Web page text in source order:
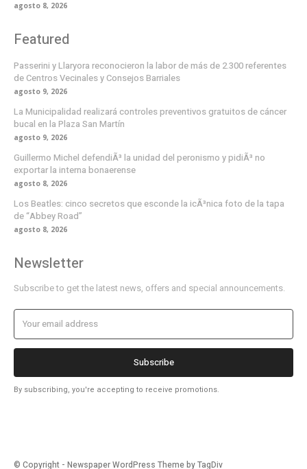
agosto 8, 2026
Featured
Passerini y Llaryora reconocieron la labor de más de 2.300 referentes
de Centros Vecinales y Consejos Barriales
agosto 9, 2026
La Municipalidad realizará controles preventivos gratuitos de cáncer
bucal en la Plaza San Martín
agosto 9, 2026
Guillermo Michel defendiÃ³ la unidad del peronismo y pidiÃ³ no
exportar la interna bonaerense
agosto 8, 2026
Los Beatles: cinco secretos que esconde la icÃ³nica foto de la tapa
de “Abbey Road”
agosto 8, 2026
Newsletter
Subscribe to get the latest news, offers and special announcements.
Subscribe
By subscribing, you're accepting to receive promotions.
© Copyright - Newspaper WordPress Theme by TagDiv